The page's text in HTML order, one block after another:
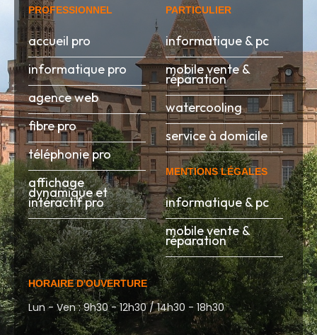
PROFESSIONNEL
accueil pro
informatique pro
agence web
fibre pro
téléphonie pro
affichage
dynamique et
intéractif pro
PARTICULIER
informatique & pc
mobile vente &
réparation
watercooling
service à domicile
MENTIONS LÉGALES
informatique & pc
mobile vente &
réparation
HORAIRE D'OUVERTURE
Lun - Ven : 9h30 - 12h30 / 14h30 - 18h30